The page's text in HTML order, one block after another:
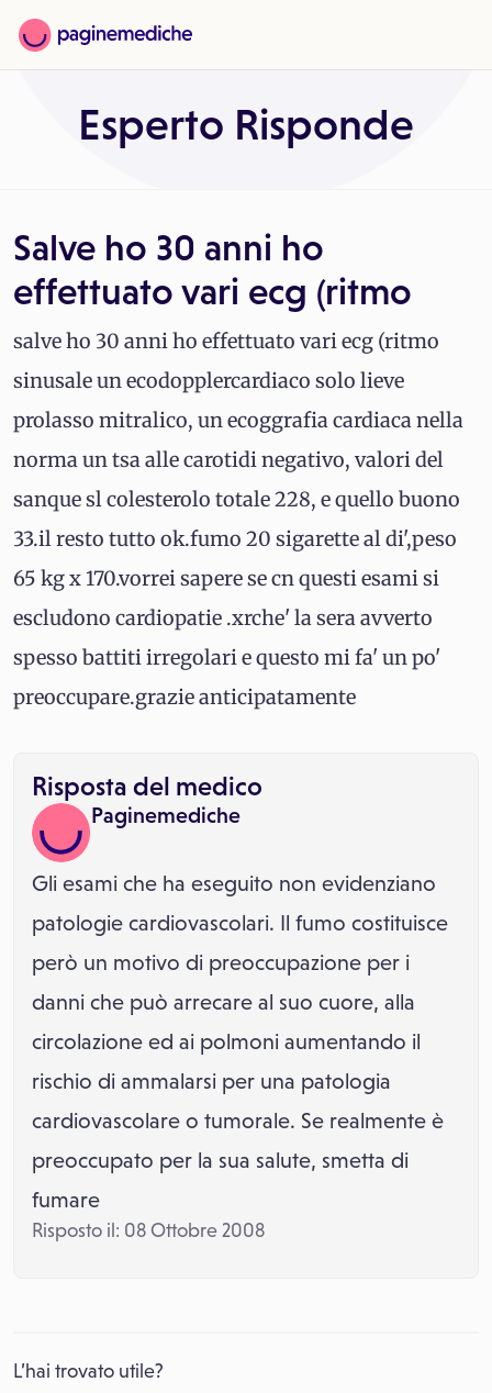
Esperto Risponde
Salve ho 30 anni ho
effettuato vari ecg (ritmo
salve ho 30 anni ho effettuato vari ecg (ritmo
sinusale un ecodopplercardiaco solo lieve
prolasso mitralico, un ecoggrafia cardiaca nella
norma un tsa alle carotidi negativo, valori del
sanque sl colesterolo totale 228, e quello buono
33.il resto tutto ok.fumo 20 sigarette al di',peso
65 kg x 170.vorrei sapere se cn questi esami si
escludono cardiopatie .xrche' la sera avverto
spesso battiti irregolari e questo mi fa' un po'
preoccupare.grazie anticipatamente
Risposta del medico
Paginemediche
Gli esami che ha eseguito non evidenziano
patologie cardiovascolari. Il fumo costituisce
però un motivo di preoccupazione per i
danni che può arrecare al suo cuore, alla
circolazione ed ai polmoni aumentando il
rischio di ammalarsi per una patologia
cardiovascolare o tumorale. Se realmente è
preoccupato per la sua salute, smetta di
fumare
Risposto il: 08 Ottobre 2008
L’hai trovato utile?